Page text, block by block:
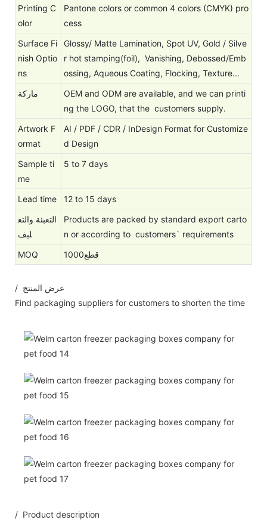
Printing C
olor
Pantone colors or common 4 colors (CMYK) pro
cess
Surface Fi
nish Optio
ns
Glossy/ Matte Lamination, Spot UV, Gold / Silve
r hot stamping(foil), Vanishing, Debossed/Emb
ossing, Aqueous Coating, Flocking, Texture...
ماركة
OEM and ODM are available, and we can printi
ng the LOGO, that the customers supply.
Artwork F
ormat
AI / PDF / CDR / InDesign Format for Customize
d Design
Sample ti
me
5 to 7 days
Lead time
12 to 15 days
التعبئة والتغ
ليف
Products are packed by standard export carto
n or according to customers` requirements
MOQ
1000قطع
/ عرض المنتج
Find packaging suppliers for customers to shorten the time
/ Product description